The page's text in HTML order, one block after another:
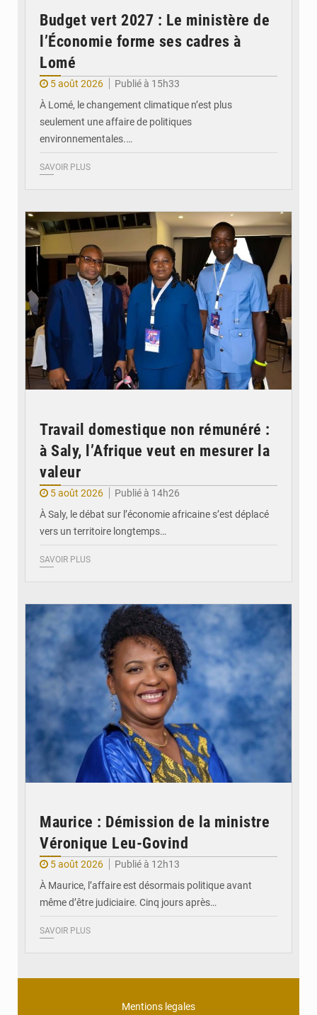
Budget vert 2027 : Le ministère de
l’Économie forme ses cadres à
Lomé
5 août 2026
Publié à 15h33
À Lomé, le changement climatique n’est plus
seulement une affaire de politiques
environnementales.…
SAVOIR PLUS
Travail domestique non rémunéré :
à Saly, l’Afrique veut en mesurer la
valeur
5 août 2026
Publié à 14h26
À Saly, le débat sur l’économie africaine s’est déplacé
vers un territoire longtemps…
SAVOIR PLUS
Maurice : Démission de la ministre
Véronique Leu-Govind
5 août 2026
Publié à 12h13
À Maurice, l’affaire est désormais politique avant
même d’être judiciaire. Cinq jours après…
SAVOIR PLUS
Mentions legales